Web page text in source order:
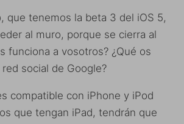
que tenemos la beta 3 del iOS 5,
al muro, porque se cierra al
funciona a vosotros? ¿Qué os
social de Google?
compatible con iPhone y iPod
que tengan iPad, tendrán que